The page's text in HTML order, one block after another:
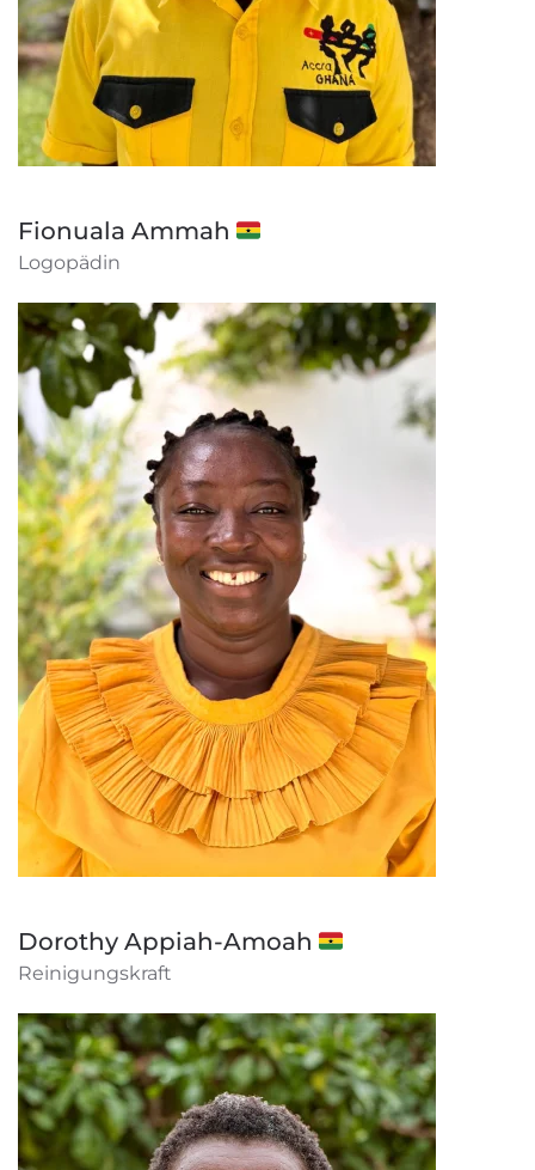
Fionuala Ammah 🇬🇭
Logopädin
Dorothy Appiah-Amoah 🇬🇭
Reinigungskraft